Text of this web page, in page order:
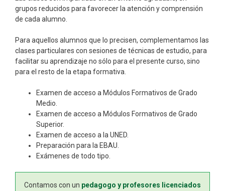
grupos reducidos para favorecer la atención y comprensión
de cada alumno.
Para aquellos alumnos que lo precisen, complementamos las
clases particulares con sesiones de técnicas de estudio, para
facilitar su aprendizaje no sólo para el presente curso, sino
para el resto de la etapa formativa.
Examen de acceso a Módulos Formativos de Grado
Medio.
Examen de acceso a Módulos Formativos de Grado
Superior.
Examen de acceso a la UNED.
Preparación para la EBAU.
Exámenes de todo tipo.
Contamos con un pedagogo y profesores licenciados